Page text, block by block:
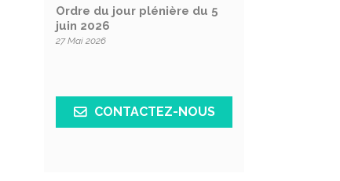
Ordre du jour plénière du 5
juin 2026
27 Mai 2026
CONTACTEZ-NOUS